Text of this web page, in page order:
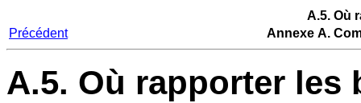
A.5. Où
Précédent
Annexe A.
A.5. Où rapporter les